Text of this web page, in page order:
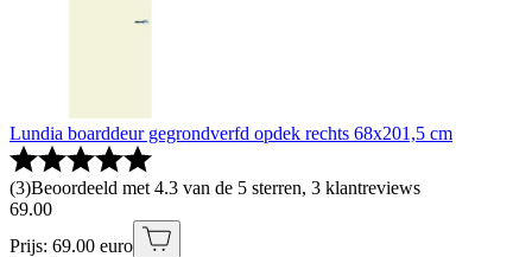
Lundia boarddeur gegrondverfd opdek rechts 68x201,5 cm
(3)Beoordeeld met 4.3 van de 5 sterren, 3 klantreviews
69.00
Prijs: 69.00 euro